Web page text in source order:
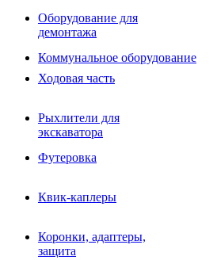
РВД
Сваерезки
Как выбрать гидромолот
Оборудование для
демонтажа
Коммунальное оборудование
Ходовая часть
Рыхлители для
экскаватора
Футеровка
Квик-каплеры
Коронки, адаптеры,
защита